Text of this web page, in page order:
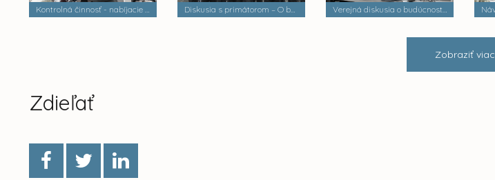
Kontrolná činnosť - nabíjacie stanice elektrobusov Diskusia s primátorom – O bezpečnosti a verejnom poriadku Verejná diskusia o budúcnosti mestských častí
Zobraziť viac
Zdieľať